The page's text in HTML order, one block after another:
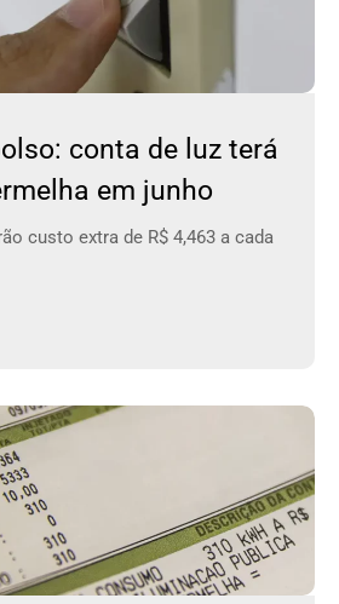
conta de luz terá
em junho
custo extra de R$ 4,463 a cada